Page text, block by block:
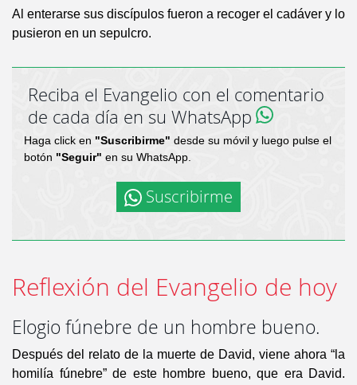
Al enterarse sus discípulos fueron a recoger el cadáver y lo
pusieron en un sepulcro.
Reciba el Evangelio con el comentario
de cada día en su WhatsApp
Haga click en "Suscribirme" desde su móvil y luego pulse el
botón "Seguir" en su WhatsApp.
Suscribirme
Reflexión del Evangelio de hoy
Elogio fúnebre de un hombre bueno.
Después del relato de la muerte de David, viene ahora “la
homilía fúnebre” de este hombre bueno, que era David.